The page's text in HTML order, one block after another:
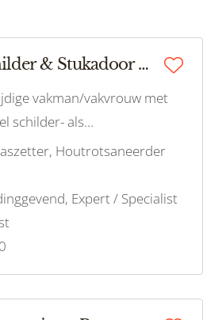
Allround Schilder & Stukadoor Gezocht Groningen!
vakman/vakvrouw met
schilder- als
Heb je een passie voor het
interieurs en exterieurs?
naar jou!
Houtrotsaneerder
Expert / Specialist